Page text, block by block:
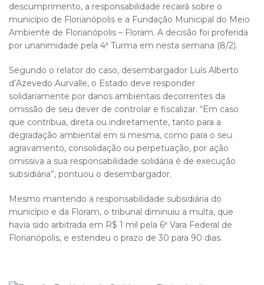
descumprimento, a responsabilidade recairá sobre o
município de Florianópolis e a Fundação Municipal do Meio
Ambiente de Florianópolis – Floram. A decisão foi proferida
por unanimidade pela 4ª Turma em nesta semana (8/2).
Segundo o relator do caso, desembargador Luís Alberto
d’Azevedo Aurvalle, o Estado deve responder
solidariamente por danos ambientais decorrentes da
omissão de seu dever de controlar e fiscalizar. “Em caso
que contribua, direta ou indiretamente, tanto para a
degradação ambiental em si mesma, como para o seu
agravamento, consolidação ou perpetuação, por ação
omissiva a sua responsabilidade solidária é de execução
subsidiária”, pontuou o desembargador.
Mesmo mantendo a responsabilidade subsidiária do
município e da Floram, o tribunal diminuiu a multa, que
havia sido arbitrada em R$ 1 mil pela 6ª Vara Federal de
Florianópolis, e estendeu o prazo de 30 para 90 dias.